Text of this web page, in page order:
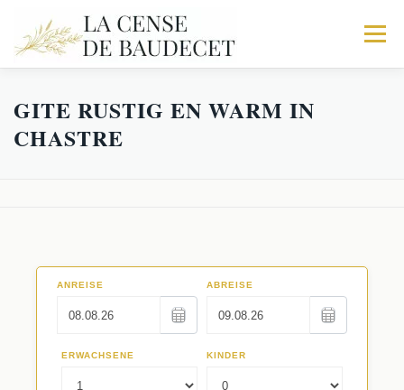
Menu
HOME DE BOERDERIJ STALHOUDERIJ
GITE RUSTIG EN WARM IN
CHASTRE